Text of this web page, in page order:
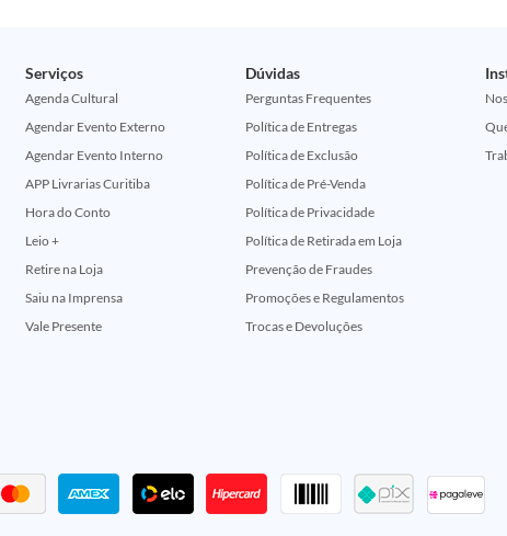
Serviços
Agenda Cultural
Agendar Evento Externo
Agendar Evento Interno
APP Livrarias Curitiba
Hora do Conto
Leio +
Retire na Loja
Saiu na Imprensa
Vale Presente
Dúvidas
Perguntas Frequentes
Política de Entregas
Política de Exclusão
Política de Pré-Venda
Política de Privacidade
Política de Retirada em Loja
Prevenção de Fraudes
Promoções e Regulamentos
Trocas e Devoluções